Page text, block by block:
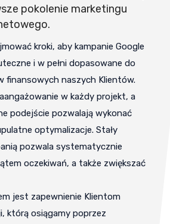
pokolenie marketingu
kroki, aby kampanie Google
i w pełni dopasowane do
finansowych naszych Klientów.
w każdy projekt, a
podejście pozwalają wykonać
optymalizacje. Stały
pozwala systematycznie
oczekiwań, a także zwiększać
jest zapewnienie Klientom
którą osiągamy poprzez